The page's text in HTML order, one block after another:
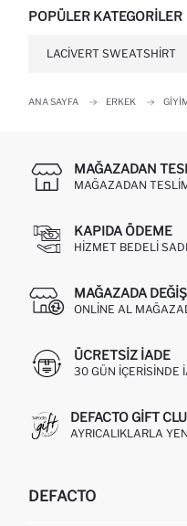
POPÜLER KATEGORILER
LACIVERT SWEATSHIRT
ANA SAYFA ERKEK
MAĞAZADAN
MAĞAZADAN
KAPIDA ÖDEME
HIZMET BEDELI
MAĞAZADA
ONLINE AL
ÜCRETSIZ IADE
30 GÜN IÇERISINDE
DEFACTO GIFT
AYRICALIKLARLA
DEFACTO